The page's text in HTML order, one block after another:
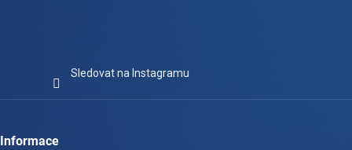
Sledovat na Instagramu
Informace